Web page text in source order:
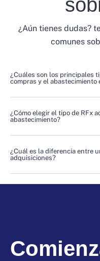
¿Aún tienes dudas?
comunes
¿Cuáles son los principales
compras y el abastecimiento
¿Cómo elegir el tipo de RFx
abastecimiento?
¿Cuál es la diferencia entre
adquisiciones?